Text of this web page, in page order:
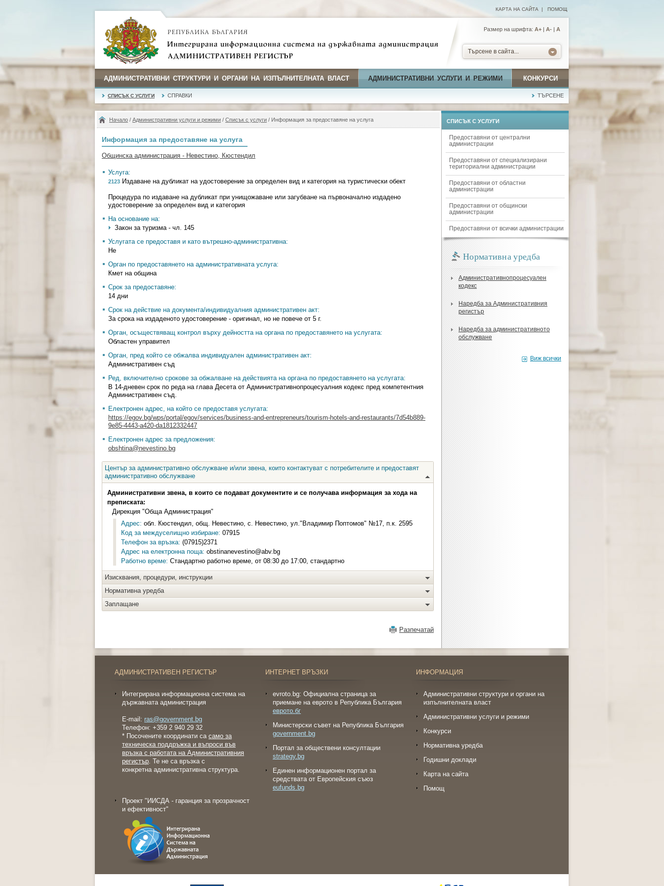
КАРТА НА САЙТА | ПОМОЩ
Размер на шрифта: А+ | A- | A
Търсене в сайта...
АДМИНИСТРАТИВНИ СТРУКТУРИ И ОРГАНИ НА ИЗПЪЛНИТЕЛНАТА ВЛАСТ АДМИНИСТРАТИВНИ УСЛУГИ И РЕЖИМИ КОНКУРСИ
СПИСЪК С УСЛУГИ СПРАВКИ ТЪРСЕНЕ
Начало / Административни услуги и режими / Списък с услуги / Информация за предоставяне на услуга
Информация за предоставяне на услуга
Общинска администрация - Невестино, Кюстендил
Услуга:
2123 Издаване на дубликат на удостоверение за определен вид и категория на туристически обект
Процедура по издаване на дубликат при унищожаване или загубване на първоначално издадено
удостоверение за определен вид и категория
На основание на:
Закон за туризма - чл. 145
Услугата се предоставя и като вътрешно-административна:
Не
Орган по предоставянето на административната услуга:
Кмет на община
Срок за предоставяне:
14 дни
Срок на действие на документа/индивидуалния административен акт:
За срока на издаденото удостоверение - оригинал, но не повече от 5 г.
Орган, осъществяващ контрол върху дейността на органа по предоставянето на услугата:
Областен управител
Орган, пред който се обжалва индивидуален административен акт:
Административен съд
Ред, включително срокове за обжалване на действията на органа по предоставянето на услугата:
В 14-дневен срок по реда на глава Десета от Административнопроцесуалния кодекс пред компетентния
Административен съд.
Електронен адрес, на който се предоставя услугата:
https://egov.bg/wps/portal/egov/services/business-and-entrepreneurs/tourism-hotels-and-restaurants/7d54b889-
9e85-4443-a420-da1812332447
Електронен адрес за предложения:
obshtina@nevestino.bg
Център за административно обслужване и/или звена, които контактуват с потребителите и предоставят
административно обслужване
Административни звена, в които се подават документите и се получава информация за хода на
преписката:
Дирекция "Обща Администрация"
Адрес: обл. Кюстендил, общ. Невестино, с. Невестино, ул."Владимир Поптомов" №17, п.к. 2595
Код за междуселищно избиране: 07915
Телефон за връзка: (07915)2371
Адрес на електронна поща: obstinanevestino@abv.bg
Работно време: Стандартно работно време, от 08:30 до 17:00, стандартно
Изисквания, процедури, инструкции
Нормативна уредба
Заплащане
Разпечатай
СПИСЪК С УСЛУГИ
Предоставяни от централни
администрации
Предоставяни от специализирани
териториални администрации
Предоставяни от областни
администрации
Предоставяни от общински
администрации
Предоставяни от всички администрации
Нормативна уредба
Административнопроцесуален
кодекс
Наредба за Административния
регистър
Наредба за административното
обслужване
Виж всички
АДМИНИСТРАТИВЕН РЕГИСТЪР
Интегрирана информационна система на
държавната администрация
E-mail: ras@government.bg
Телефон: +359 2 940 29 32
* Посочените координати са само за
техническа поддръжка и въпроси във
връзка с работата на Административния
регистър. Те не са връзка с
конкретна административна структура.
Проект "ИИСДА - гаранция за прозрачност
и ефективност"
ИНТЕРНЕТ ВРЪЗКИ
evroto.bg: Официална страница за
приемане на еврото в Република България
еврото.бг
Министерски съвет на Република България
government.bg
Портал за обществени консултации
strategy.bg
Eдинен информационен портал за
средствата от Европейския съюз
eufunds.bg
ИНФОРМАЦИЯ
Административни структури и органи на
изпълнителната власт
Административни услуги и режими
Конкурси
Нормативна уредба
Годишни доклади
Карта на сайта
Помощ